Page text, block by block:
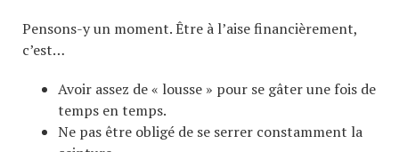
Pensons-y un moment. Être à l’aise financièrement,
c’est…
Avoir assez de « lousse » pour se gâter une fois de
temps en temps.
Ne pas être obligé de se serrer constamment la